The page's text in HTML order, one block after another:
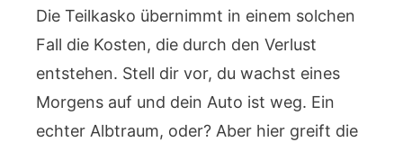
Die Teilkasko übernimmt in einem solchen
Fall die Kosten, die durch den Verlust
entstehen. Stell dir vor, du wachst eines
Morgens auf und dein Auto ist weg. Ein
echter Albtraum, oder? Aber hier greift die